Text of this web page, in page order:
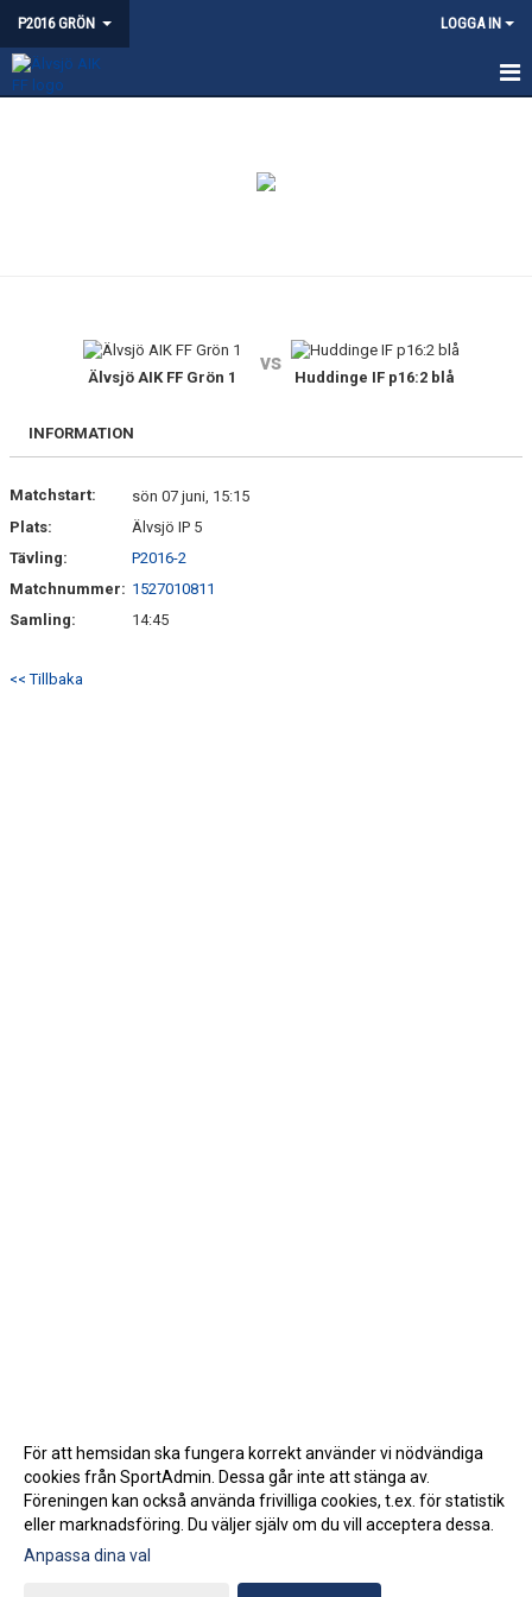
P2016 GRÖN LOGGA IN
DOKUMENT
KONTAKT
Älvsjö AIK FF Grön 1
vs
Huddinge IF p16:2 blå
INFORMATION
Matchstart:
sön 07 juni, 15:15
Plats:
Älvsjö IP 5
Tävling:
P2016-2
Matchnummer: 1527010811
Samling:
14:45
<< Tillbaka
Gå till Webbversion
För att hemsidan ska fungera korrekt använder vi nödvändiga
cookies från SportAdmin. Dessa går inte att stänga av.
Föreningen kan också använda frivilliga cookies, t.ex. för statistik
eller marknadsföring. Du väljer själv om du vill acceptera dessa.
Anpassa dina val